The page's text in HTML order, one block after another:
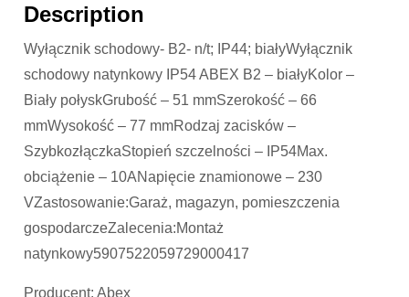
Description
Wyłącznik schodowy- B2- n/t; IP44; białyWyłącznik
schodowy natynkowy IP54 ABEX B2 – białyKolor –
Biały połyskGrubość – 51 mmSzerokość – 66
mmWysokość – 77 mmRodzaj zacisków –
SzybkozłączkaStopień szczelności – IP54Max.
obciążenie – 10ANapięcie znamionowe – 230
VZastosowanie:Garaż, magazyn, pomieszczenia
gospodarczeZalecenia:Montaż
natynkowy5907522059729000417
Producent: Abex